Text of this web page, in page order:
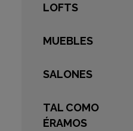
LOFTS
MUEBLES
SALONES
TAL COMO
ÉRAMOS